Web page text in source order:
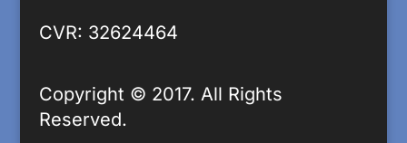
CVR: 32624464
Copyright © 2017. All Rights
Reserved.